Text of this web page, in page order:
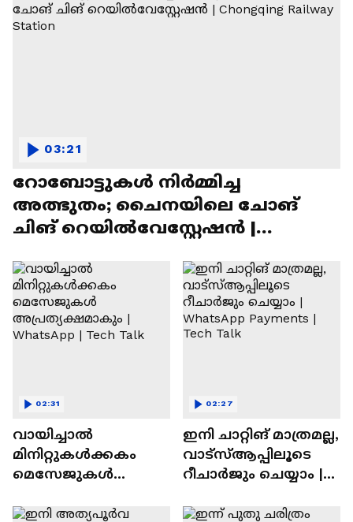
റോബോട്ടുകൾ നിർമ്മിച്ച
അത്ഭുതം; ചൈനയിലെ ചോങ്
ചിങ് റെയിൽവേസ്റ്റേഷൻ |
03:21
വായിച്ചാൽ
മിനിറ്റുകൾക്കകം
മെസേജുകള്‍
WhatsApp | Tech Talk
02:31
ഇനി ചാറ്റിങ് മാത്രമല്ല,
വാട്‌സ്‌ആപ്പിലൂടെ
റീചാർജും ചെയ്യാം |
Tech Talk
02:27